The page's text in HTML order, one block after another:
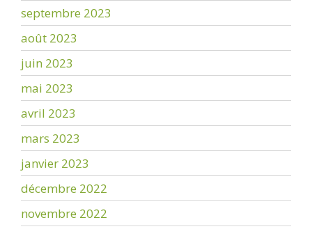
septembre 2023
août 2023
juin 2023
mai 2023
avril 2023
mars 2023
janvier 2023
décembre 2022
novembre 2022